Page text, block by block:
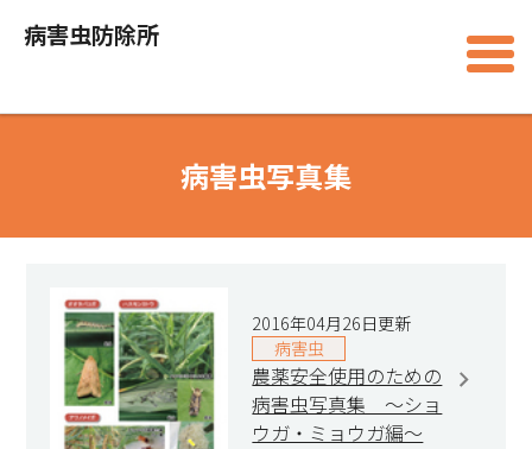
病害虫防除所
病害虫写真集
2016年04月26日更新
病害虫
農薬安全使用のための
病害虫写真集 ～ショ
ウガ・ミョウガ編～